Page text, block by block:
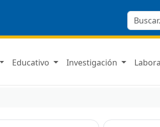
Educativo Investigación